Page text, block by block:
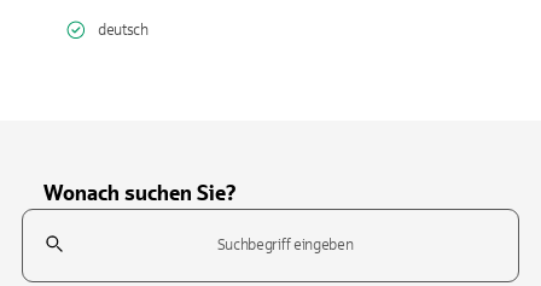
deutsch
Wonach suchen Sie?
Suchfeld